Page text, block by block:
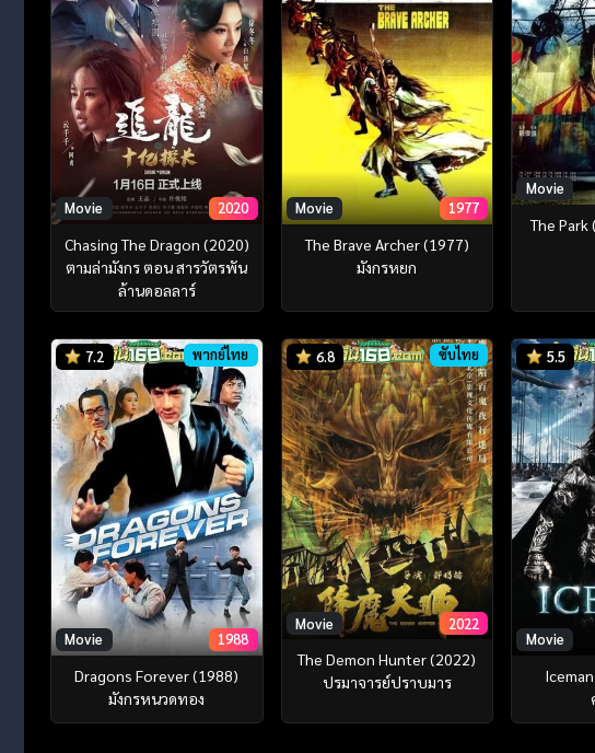
Movie 2020
Chasing The Dragon (2020)
ตามล่ามังกร ตอน สารวัตรพัน
ล้านดอลลาร์
Movie 1977
The Brave Archer (1977)
มังกรหยก
Movie
The
7.2 พากย์ไทย
Movie 1988
Dragons Forever (1988)
มังกรหนวดทอง
6.8 ซับไทย
Movie 2022
The Demon Hunter (2022)
ปรมาจารย์ปราบมาร
5.5
Movie